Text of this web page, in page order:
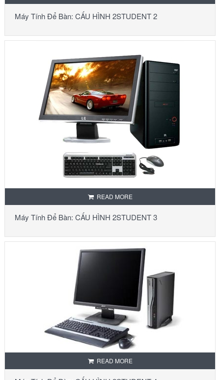
Máy Tính Để Bàn: CẤU HÌNH 2STUDENT 2
READ MORE
Máy Tính Để Bàn: CẤU HÌNH 2STUDENT 3
READ MORE